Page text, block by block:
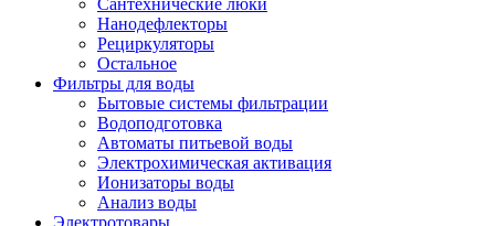
Сантехнические люки
Нанодефлекторы
Рециркуляторы
Остальное
Фильтры для воды
Бытовые системы фильтрации
Водоподготовка
Автоматы питьевой воды
Электрохимическая активация
Ионизаторы воды
Анализ воды
Электротовары